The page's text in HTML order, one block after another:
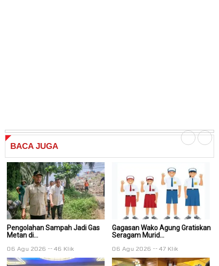
BACA JUGA
Pengolahan Sampah Jadi Gas
Metan di...
06 Agu 2026 46 Klik
Gagasan Wako Agung Gratiskan
Seragam Murid...
06 Agu 2026 47 Klik